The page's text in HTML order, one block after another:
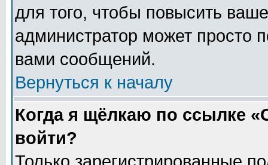
для того, чтобы повысить
администратор может просто
вами сообщений.
Вернуться к началу
Когда я щёлкаю по ссылке
войти?